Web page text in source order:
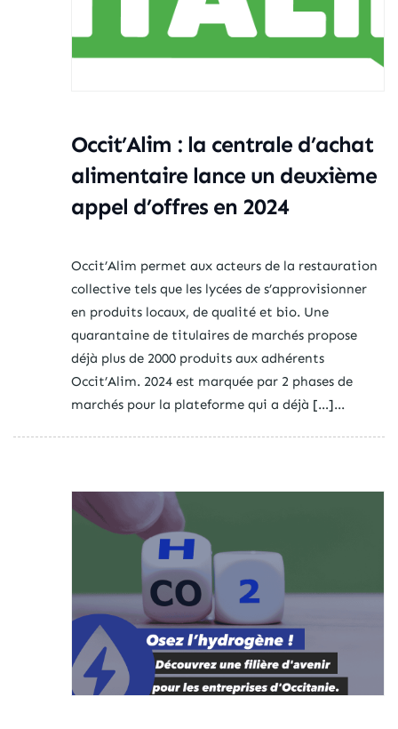
Occit’Alim : la centrale d’achat
alimentaire lance un deuxième
appel d’offres en 2024
Occit’Alim permet aux acteurs de la restauration
collective tels que les lycées de s’approvisionner
en produits locaux, de qualité et bio. Une
quarantaine de titulaires de marchés propose
déjà plus de 2000 produits aux adhérents
Occit’Alim. 2024 est marquée par 2 phases de
marchés pour la plateforme qui a déjà […]...